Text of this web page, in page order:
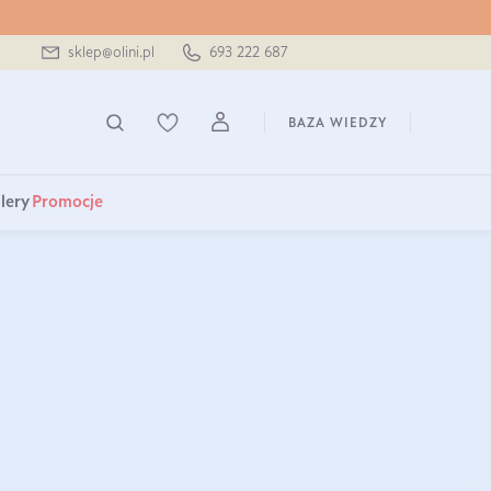
sklep@olini.pl 693 222 687
BAZA WIEDZY
Promocje